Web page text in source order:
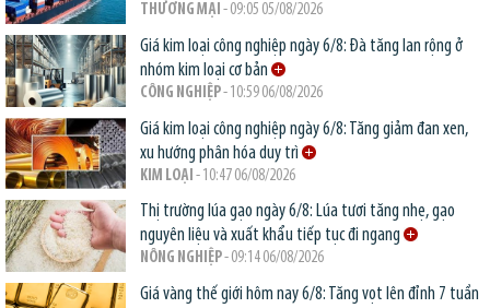
THƯƠNG MẠI - 09:05 05/08/2026
Giá kim loại công nghiệp ngày 6/8: Đà tăng lan rộng ở
nhóm kim loại cơ bản
CÔNG NGHIỆP- 10:59 06/08/2026
Giá kim loại công nghiệp ngày 6/8: Tăng giảm đan xen,
xu hướng phân hóa duy trì
KIM LOẠI - 10:47 06/08/2026
Thị trường lúa gạo ngày 6/8: Lúa tươi tăng nhẹ, gạo
nguyên liệu và xuất khẩu tiếp tục đi ngang
NÔNG NGHIỆP- 09:14 06/08/2026
Giá vàng thế giới hôm nay 6/8: Tăng vọt lên đỉnh 7 tuần